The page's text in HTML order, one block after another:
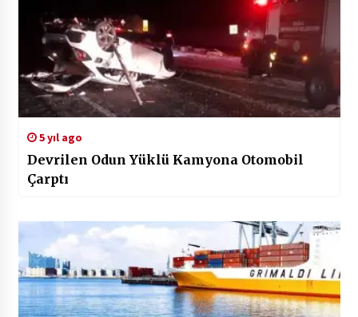
5 yıl ago
Devrilen Odun Yüklü Kamyona Otomobil
Çarptı